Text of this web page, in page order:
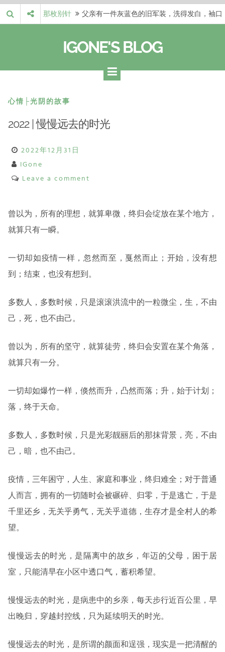
Skip
to
那枚别针
父亲有一件灰蓝色的旧军装，洗得发白，袖口
自己的生活和命…
梁冬 |…
梁冬：有一些人在某个阶段掌握了第一性原
理，完成了一次彻…
梁冬 |…
梁冬：总还有那么百分之一的人，既不努力，
IGONE'S BLOG
心情├光阴的故事
2022 | 慢慢远去的时光
2022年12月31日
IGone
Leave a comment
曾以为，所有的理想，就算卑微，终归会绽放在某个地方，
就算只有一瞬。
一切却如疫情一样，忽然而至，戛然而止；开始，没有想
到；结束，也没有想到。
多数人，多数时候，只是滚滚洪流中的一粒微尘，生，不由
己，死，也不由己。
曾以为，所有的坚守，就算徒劳，终归会安置在某个角落，
就算只有一分。
一切却如爆竹一样，倏然而升，凸然而落；升，始于计划；
落，终于天命。
多数人，多数时候，只是光彩靓丽后的那抹背景，亮，不由
己，暗，也不由己。
疫情，三年困守，人生、家庭和事业，终归难全；对于普通
人而言，拥有的一切随时会被碾碎、归零，于是逃亡，于是
千里还乡，无关乎勇气，无关乎道德，生存才是全村人的希
望。
慢慢远去的时光，是隔离中的故乡，年迈的父母，困于居
室，只能清早在小区中透口气，蓄积希望。
慢慢远去的时光，是病患中的乡亲，每天步行近百公里，早
出晚归，穿越封控线，只为延续明天的时光。
慢慢远去的时光，是所谓的颜面和逞强，现实是一把清醒的